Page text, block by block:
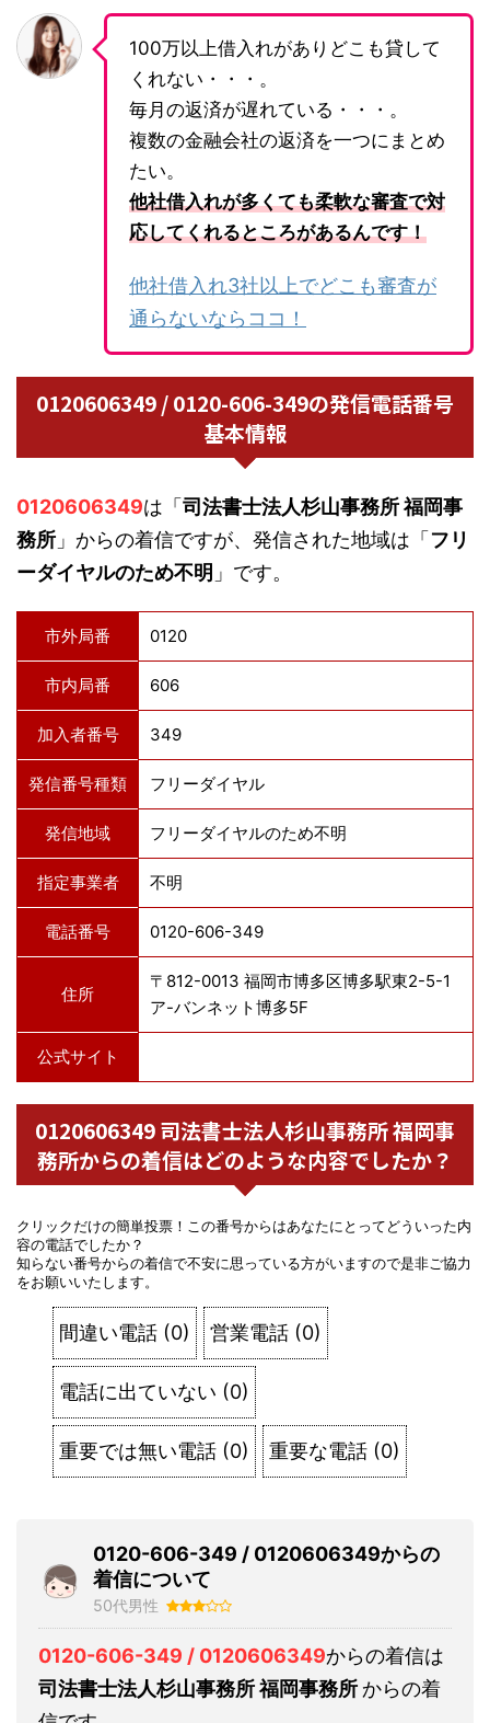
100万以上借入れがありどこも貸して
くれない・・・。
毎月の返済が遅れている・・・。
複数の金融会社の返済を一つにまとめ
たい。
他社借入れが多くても柔軟な審査で対
応してくれるところがあるんです！
他社借入れ3社以上でどこも審査が
通らないならココ！
0120606349 / 0120-606-349の発信電話番号
基本情報
0120606349は「 司法書士法人杉山事務所 福岡事
務所 」からの着信ですが、発信された地域は「 フリ
ーダイヤルのため不明 」です。
市外局番 0120
市内局番 606
加入者番号 349
発信番号種類 フリーダイヤル
発信地域 フリーダイヤルのため不明
指定事業者 不明
電話番号 0120-606-349
住所
〒812-0013 福岡市博多区博多駅東2-5-1
ア-バンネット博多5F
公式サイト
0120606349 司法書士法人杉山事務所 福岡事
務所からの着信はどのような内容でしたか？
クリックだけの簡単投票！この番号からはあなたにとってどういった内
容の電話でしたか？
知らない番号からの着信で不安に思っている方がいますので是非ご協力
をお願いいたします。
間違い電話 (0) 営業電話 (0)
電話に出ていない (0)
重要では無い電話 (0) 重要な電話 (0)
0120-606-349 / 0120606349からの
着信について
50代男性
0120-606-349 / 0120606349からの着信は
司法書士法人杉山事務所 福岡事務所からの着